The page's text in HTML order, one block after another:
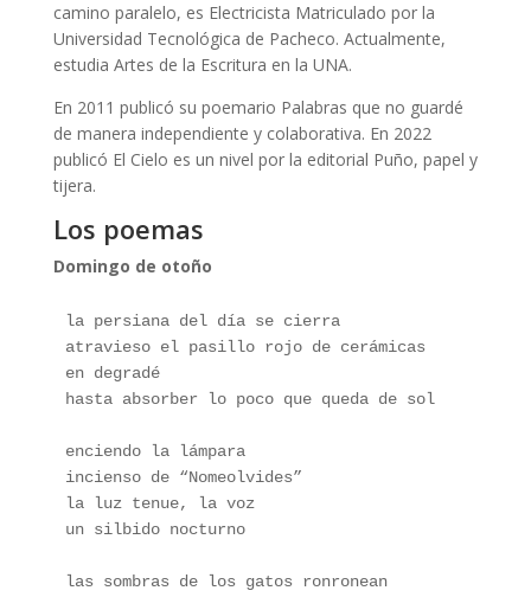
camino paralelo, es Electricista Matriculado por la
Universidad Tecnológica de Pacheco. Actualmente,
estudia Artes de la Escritura en la UNA.
En 2011 publicó su poemario Palabras que no guardé
de manera independiente y colaborativa. En 2022
publicó El Cielo es un nivel por la editorial Puño, papel y
tijera.
Los poemas
Domingo de otoño
la persiana del día se cierra
atravieso el pasillo rojo de cerámicas
en degradé
hasta absorber lo poco que queda de sol
enciendo la lámpara
incienso de “Nomeolvides”
la luz tenue, la voz
un silbido nocturno
las sombras de los gatos ronronean